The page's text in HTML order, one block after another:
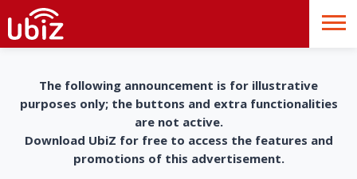
The following announcement is for illustrative
purposes only; the buttons and extra functionalities
are not active.
Download UbiZ for free to access the features and
promotions of this advertisement.